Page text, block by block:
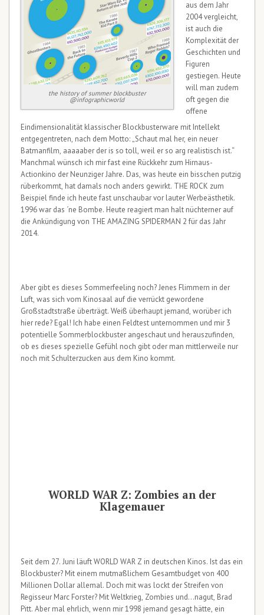
the history of summer blockbuster
@infographicworld
aus dem Jahr
2004 vergleicht,
ist auch die
Komplexität der
Geschichten und
Figuren
gestiegen. Heute
will man zudem
oft gegen die
offene
Eindimensionalität klassischer Blockbusterware mit Intellekt
entgegentreten, nach dem Motto: „Schaut mal her, ein neuer
Batmanfilm, aaaaaber der is so toll, weil er so arg realistisch ist.“
Manchmal wünsch ich mir fast eine Rückkehr zum Hirnaus-
Actionkino der Neunziger Jahre. Das, was heute ein bisschen putzig
rüberkommt, hat damals noch anders gewirkt. THE ROCK zum
Beispiel finde ich heute fast unschaubar vor lauter Werbeästhetik.
1996 war das ´ne Bombe. Heute reagiert man halt nüchterner auf
die Ankündigung von THE AMAZING SPIDERMAN 2 für das Jahr
2014.
Aber gibt es dieses Sommerfeeling noch? Jenes Flimmern in der
Luft, was sich vom Kinosaal auf die verrückt gewordene
Großstadtstraße überträgt. Weiß überhaupt jemand, worüber ich
hier rede? Egal! Ich habe einen Feldtest unternommen und mir 3
potentielle Sommerblockbuster angeschaut und herauszufinden,
ob es dieses spezielle Gefühl noch gibt oder man mittlerweile nur
noch mit Schulterzucken aus dem Kino kommt.
WORLD WAR Z: Zombies an der
Klagemauer
Seit dem 27. Juni läuft WORLD WAR Z in deutschen Kinos. Ist das ein
Blockbuster? Mit einem mutmaßlichem Gesamtbudget von 400
Millionen Dollar allemal. Doch mit was lockt der Streifen von
Regisseur Marc Forster? Mit Weltkrieg, Zombies und…nagut, Brad
Pitt. Aber mal ehrlich, wenn mir 1998 jemand gesagt hätte, ein